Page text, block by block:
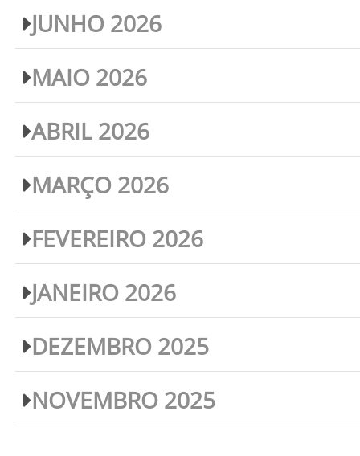
JUNHO 2026
MAIO 2026
ABRIL 2026
MARÇO 2026
FEVEREIRO 2026
JANEIRO 2026
DEZEMBRO 2025
NOVEMBRO 2025